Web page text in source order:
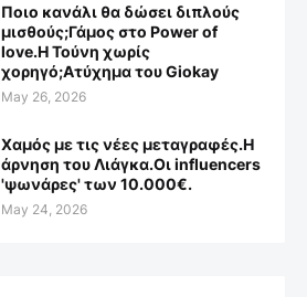
Ποιο κανάλι θα δώσει διπλούς
μισθούς;Γάμος στο Power of
love.Η Τούνη χωρίς
χορηγό;Aτύχημα του Giokay
May 26, 2026
Χαμός με τις νέες μεταγραφές.Η
άρνηση του Λιάγκα.Οι influencers
'ψωνάρες' των 10.000€.
May 24, 2026